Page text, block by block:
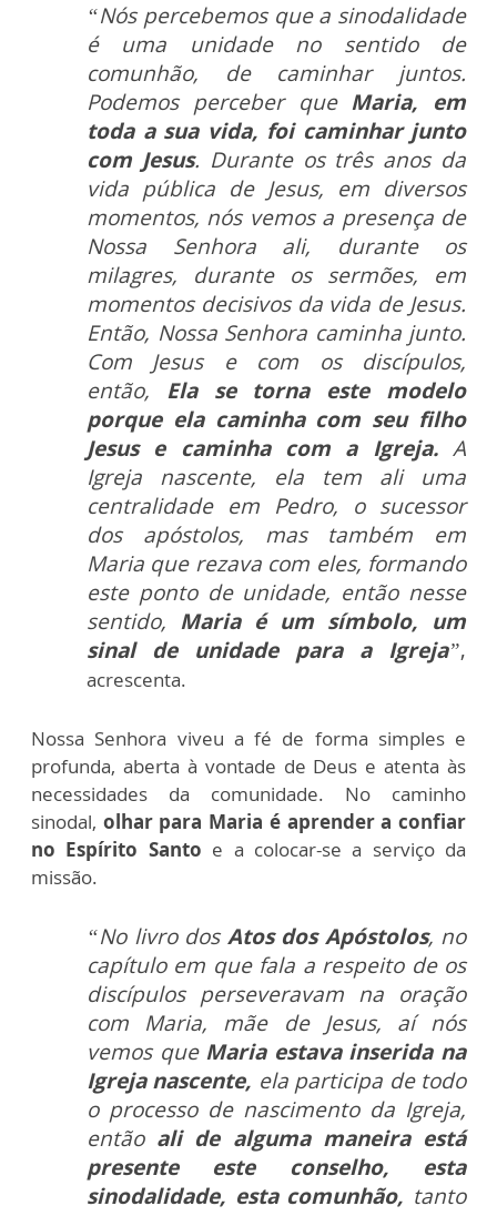
“Nós percebemos que a sinodalidade
é uma unidade no sentido de
comunhão, de caminhar juntos.
Podemos perceber que Maria, em
toda a sua vida, foi caminhar junto
com Jesus. Durante os três anos da
vida pública de Jesus, em diversos
momentos, nós vemos a presença de
Nossa Senhora ali, durante os
milagres, durante os sermões, em
momentos decisivos da vida de Jesus.
Então, Nossa Senhora caminha junto.
Com Jesus e com os discípulos,
então, Ela se torna este modelo
porque ela caminha com seu filho
Jesus e caminha com a Igreja.A
Igreja nascente, ela tem ali uma
centralidade em Pedro, o sucessor
dos apóstolos, mas também em
Maria que rezava com eles, formando
este ponto de unidade, então nesse
sentido, Maria é um símbolo, um
sinal de unidade para a Igreja”,
acrescenta.
Nossa Senhora viveu a fé de forma simples e
profunda, aberta à vontade de Deus e atenta às
necessidades da comunidade. No caminho
sinodal, olhar para Maria é aprender a confiar
no Espírito Santo e a colocar-se a serviço da
missão.
“No livro dosAtos dos Apóstolos, no
capítulo em que fala a respeito de os
discípulos perseveravam na oração
com Maria, mãe de Jesus, aí nós
vemos que Maria estava inserida na
Igreja nascente, ela participa de todo
o processo de nascimento da Igreja,
então ali de alguma maneira está
presente este conselho, esta
sinodalidade, esta comunhão, tanto